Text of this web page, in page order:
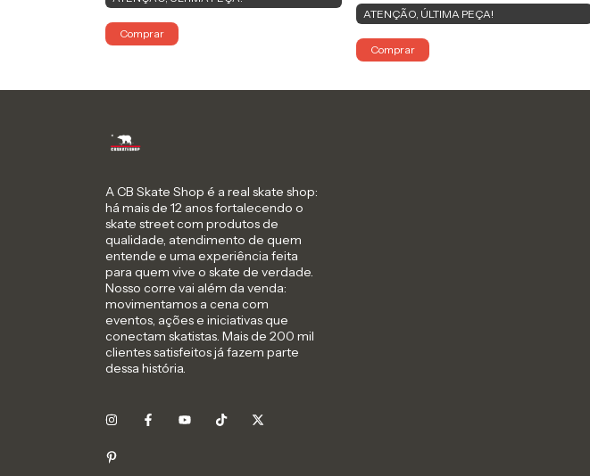
ATENÇÃO, ÚLTIMA PEÇA!
Comprar
A CB Skate Shop é a real skate shop:
há mais de 12 anos fortalecendo o
skate street com produtos de
qualidade, atendimento de quem
entende e uma experiência feita
para quem vive o skate de verdade.
Nosso corre vai além da venda:
movimentamos a cena com
eventos, ações e iniciativas que
conectam skatistas. Mais de 200 mil
clientes satisfeitos já fazem parte
dessa história.